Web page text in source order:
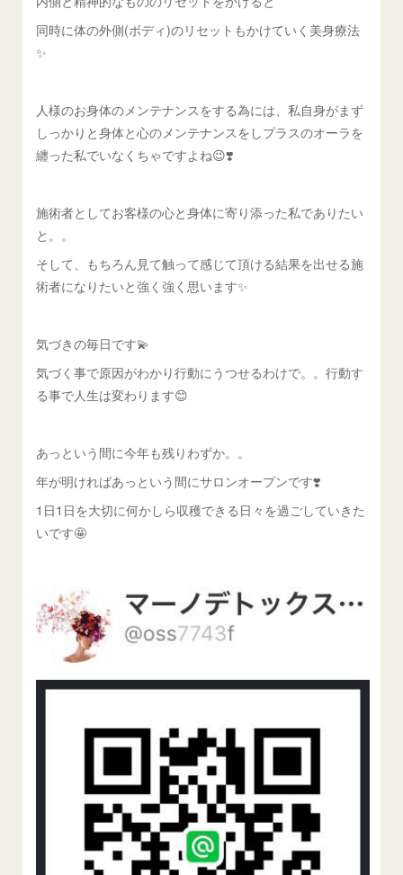
同時に体の外側(ボディ)のリセットもかけていく美身療法
✨
人様のお身体のメンテナンスをする為には、私自身がまず
しっかりと身体と心のメンテナンスをしプラスのオーラを
纏った私でいなくちゃですよね😉❣️
施術者としてお客様の心と身体に寄り添った私でありたい
と。。
そして、もちろん見て触って感じて頂ける結果を出せる施
術者になりたいと強く強く思います✨
気づきの毎日です💫
気づく事で原因がわかり行動にうつせるわけで。。行動す
る事で人生は変わります😊
あっという間に今年も残りわずか。。
年が明ければあっという間にサロンオープンです❣️
1日1日を大切に何かしら収穫できる日々を過ごしていきた
いです🤩